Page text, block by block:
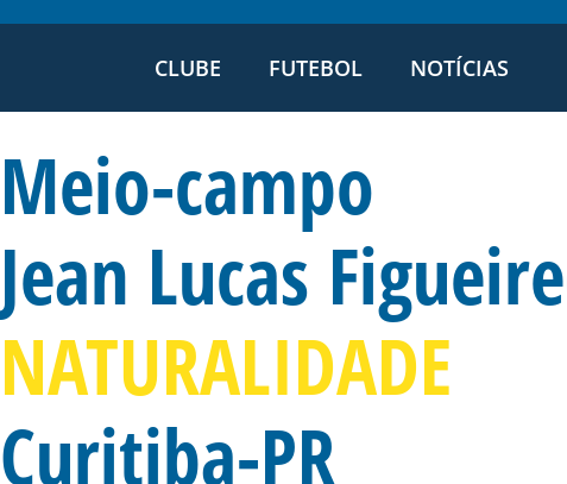
CLUBE FUTEBOL NOTÍCIAS
Meio-campo
Jean Lucas
NATURALIDADE
Curitiba-PR